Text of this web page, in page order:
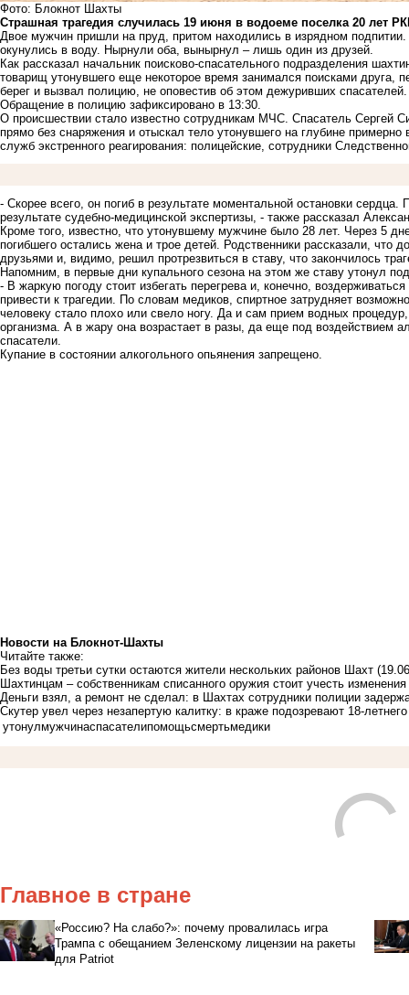
Фото: Блокнот Шахты
Страшная трагедия случилась 19 июня в водоеме поселка 20 лет
Двое мужчин пришли на пруд, притом находились в изрядном
окунулись в воду. Нырнули оба, вынырнул – лишь один из друзей.
Как рассказал начальник поисково-спасательного подразделения
товарищ утонувшего еще некоторое время занимался поисками друга,
берег и вызвал полицию, не оповестив об этом дежуривших
Обращение в полицию зафиксировано в 13:30.
О происшествии стало известно сотрудникам МЧС. Спасатель Сергей
прямо без снаряжения и отыскал тело утонувшего на глубине
служб экстренного реагирования: полицейские, сотрудники
- Скорее всего, он погиб в результате моментальной остановки
результате судебно-медицинской экспертизы, - также рассказал
Кроме того, известно, что утонувшему мужчине было 28 лет. Через 5
погибшего остались жена и трое детей. Родственники рассказали,
друзьями и, видимо, решил протрезвиться в ставу, что закончилось
Напомним, в первые дни купального сезона на этом же ставу утонул
- В жаркую погоду стоит избегать перегрева и, конечно,
привести к трагедии. По словам медиков, спиртное затрудняет
человеку стало плохо или свело ногу. Да и сам прием водных
организма. А в жару она возрастает в разы, да еще под воздействием
спасатели.
Купание в состоянии алкогольного опьянения запрещено.
Новости на Блoкнoт-Шахты
Читайте также:
Без воды третьи сутки остаются жители нескольких районов Шахт
Шахтинцам – собственникам списанного оружия стоит учесть
Деньги взял, а ремонт не сделал: в Шахтах сотрудники полиции
Скутер увел через незапертую калитку: в краже подозревают 18-
утонулмужчинаспасателипомощьсмертьмедики
Главное в стране
«Россию? На слабо?»: почему провалилась игра
Трампа с обещанием Зеленскому лицензии на ракеты
для Patriot